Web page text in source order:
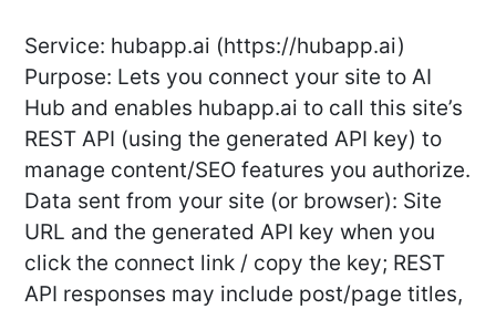
Service: hubapp.ai (https://hubapp.ai)
Purpose: Lets you connect your site to AI
Hub and enables hubapp.ai to call this site’s
REST API (using the generated API key) to
manage content/SEO features you authorize.
Data sent from your site (or browser): Site
URL and the generated API key when you
click the connect link / copy the key; REST
API responses may include post/page titles,